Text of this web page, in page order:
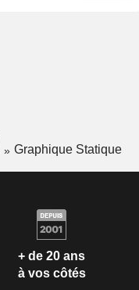
Graphique Statique
+ de 20 ans
à vos côtés